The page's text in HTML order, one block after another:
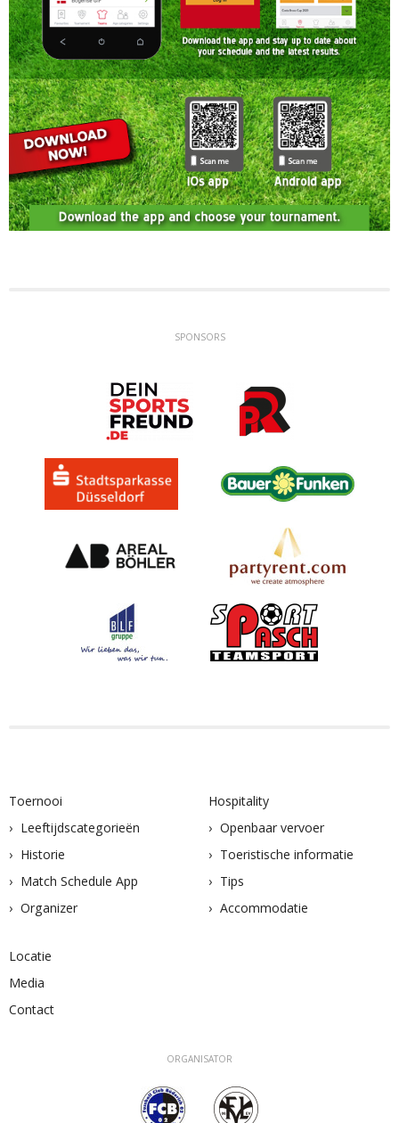
SPONSORS
Toernooi
Leeftijdscategorieën
Historie
Match Schedule App
Organizer
Hospitality
Openbaar vervoer
Toeristische informatie
Tips
Accommodatie
Locatie
Media
Contact
ORGANISATOR